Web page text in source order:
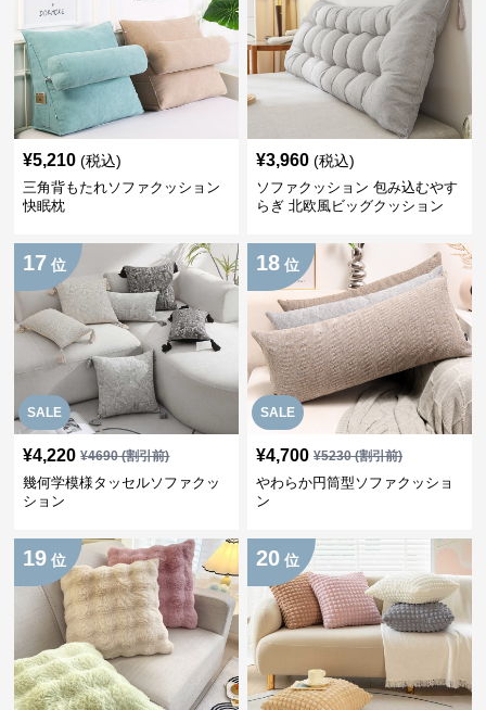
¥5,210 (税込)
三角背もたれソファクッション
快眠枕
¥3,960 (税込)
ソファクッション 包み込むやす
らぎ 北欧風ビッグクッション
SALE
17 位
¥4,220 ¥4690(割引前)
幾何学模様タッセルソファクッ
ション
SALE
18 位
¥4,700 ¥5230(割引前)
やわらか円筒型ソファクッショ
ン
19 位 20 位